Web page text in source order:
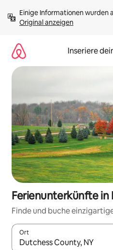
Inhalten
springenOriginal anzeigen
Inseriere
Ferienunterkünfte in
Finde und buche
Ort
Wenn Ergebnisse verfügbar